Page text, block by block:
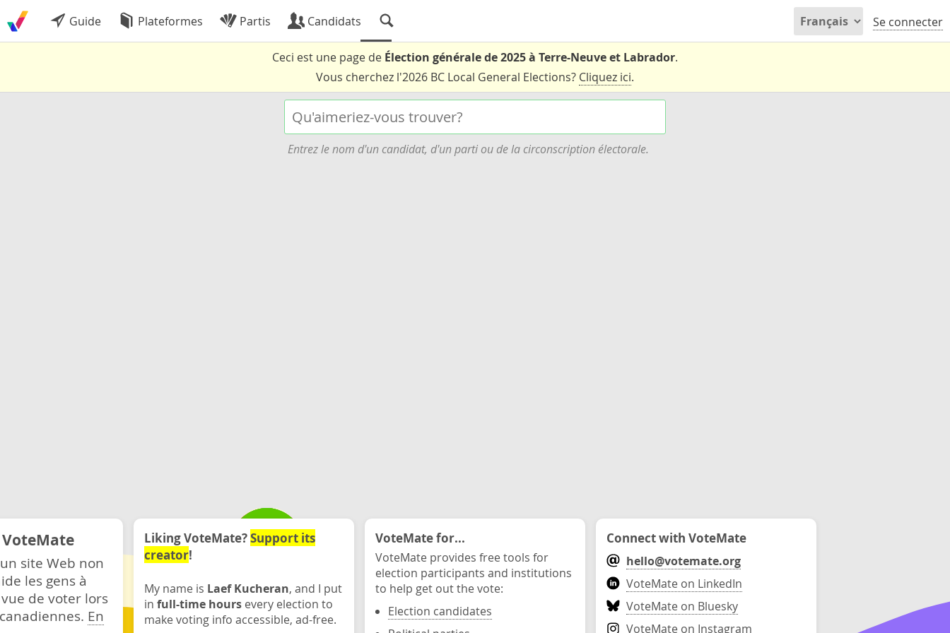
Guide Plateformes Partis Candidats Se connecter
Ceci est une page de Élection générale de 2025 à Terre-Neuve et Labrador.
Vous cherchez l'2026 BC Local General Elections? Cliquez ici.
Entrez le nom d'un candidat, d'un parti ou de la circonscription électorale.
site Web non
les gens à
de voter lors
En
Liking VoteMate?Support its
creator!
My name is Laef Kucheran, and I put
in full-time hours every election to
make voting info accessible, ad-free.
VoteMate for...
VoteMate provides free tools for
election participants and institutions
to help get out the vote:
Election candidates
Connect with VoteMate
hello@votemate.org
VoteMate on LinkedIn
VoteMate on Bluesky
VoteMate on Instagram